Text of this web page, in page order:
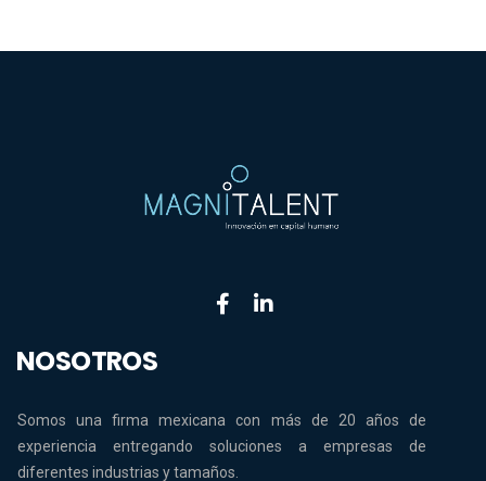
NOSOTROS
Somos una firma mexicana con más de 20 años de
experiencia entregando soluciones a empresas de
diferentes industrias y tamaños.